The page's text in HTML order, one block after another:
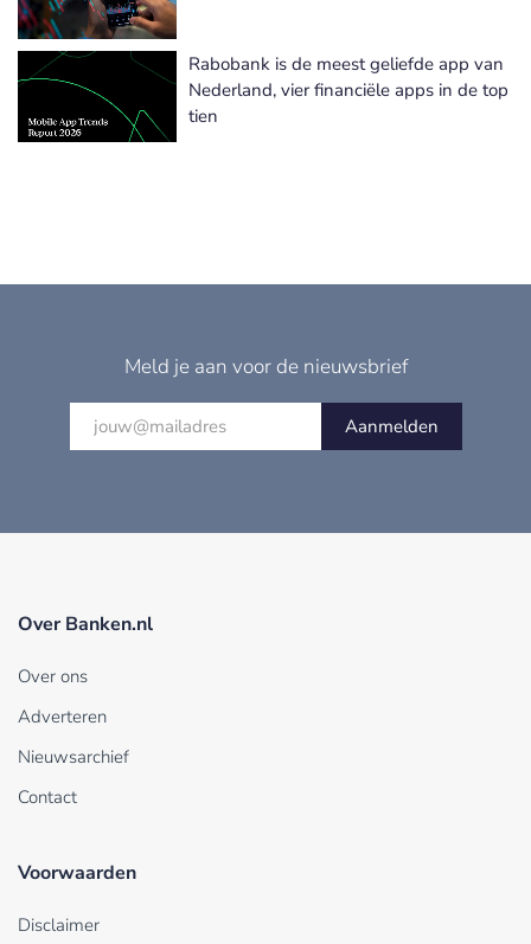
Rabobank is de meest geliefde app van
Nederland, vier financiële apps in de top
tien
Meld je aan voor de nieuwsbrief
Aanmelden
Over Banken.nl
Over ons
Adverteren
Nieuwsarchief
Contact
Voorwaarden
Disclaimer